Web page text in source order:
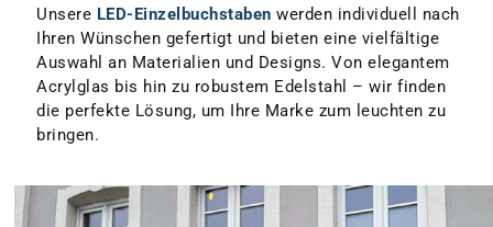
Unsere LED-Einzelbuchstaben werden individuell nach
Ihren Wünschen gefertigt und bieten eine vielfältige
Auswahl an Materialien und Designs. Von elegantem
Acrylglas bis hin zu robustem Edelstahl – wir finden
die perfekte Lösung, um Ihre Marke zum leuchten zu
bringen.